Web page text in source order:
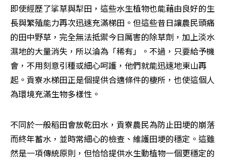
即使經歷了挲草與犁田，這些水生植物也能藉由良好的生
長與繁殖能力再次迅速充滿梯田。但這些昔日讓農民頭痛
的田中野草，完全無法抵禦今日厲害的除草劑，加上淡水
濕地的大量消失，所以淪為「稀有」。不過，只要給予機
會，不用刻意引種或細心呵護，他們就能迅速地東山再
起。貢寮水梯田正是個提供合適條件的棲所，也使這個人
為環境充滿生物多樣性。
不同於一般稻田會放乾田水，貢寮農民為防止田埂的崩落
而終年蓄水，並時常細心的檢查、維護田埂的穩定。這雖
然是一項傳統原則，但恰恰提供水生動植物一個更穩定的